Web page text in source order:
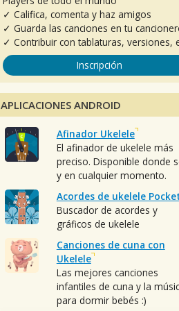
✓ Califica, comenta y haz amigos
✓ Guarda las canciones en tu
✓ Contribuir con tablaturas, versiones,
Inscripción
APLICACIONES ANDROID
Afinador Ukelele
El afinador de ukelele más
preciso. Disponible donde
y en cualquier momento.
Acordes de ukelele
Buscador de acordes y
gráficos de ukelele
Canciones de cuna con
Ukelele
Las mejores canciones
infantiles de cuna y la
para dormir bebés :)